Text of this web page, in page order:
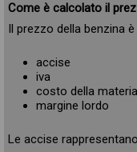
Come è calcolato il
Il prezzo della benzina
accise
iva
costo della
margine lordo
Le accise